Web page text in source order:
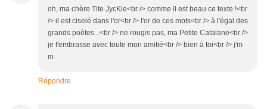
oh, ma chère Tite JycKie<br /> comme il est beau ce texte !<br
/> il est ciselé dans l'or<br /> l'or de ces mots<br /> à l'égal des
grands poètes...<br /> ne rougis pas, ma Petite Catalane<br />
je t'embrasse avec toute mon amitié<br /> bien à toi<br /> j'm
m
Répondre